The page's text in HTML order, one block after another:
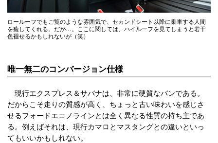
ロールーフでもご覧のような雰囲気で、セカンドシート以降に乗車する人間
を癒してくれる。だが…。ここに関しては、ハイルーフを見てしまうと若干
色褪せるかもしれないが（笑）
唯一無二のコンバージョン仕様
現行エクスプレス＆サバナは、非常に硬質なバンである。
だからこそ走りの質感が高く、ちょっと古い味わいを感じさ
せるフォードエコノラインとは全く異なる性質の持ち主であ
る。例えばそれは、現行カマロとマスタングとの違いといっ
てもいいかもしれない。